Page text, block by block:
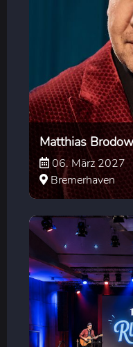
Matthias
06. März 2027
Bremerhaven